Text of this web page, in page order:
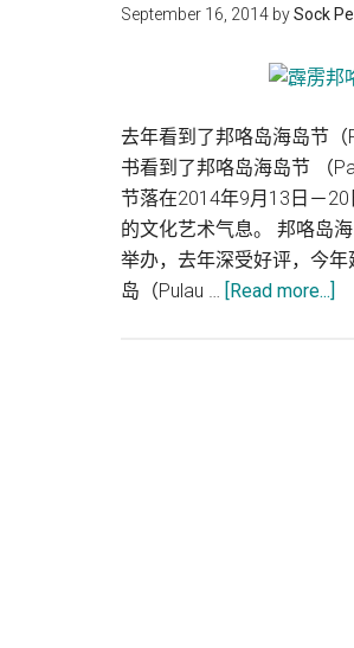
September 16, 2014 bySock
去年看到了邦咯岛海岛节
书看到了邦咯岛海岛节 （
节落在2014年9月13日－
的文化艺术气息。 邦咯岛
举办，去年深受好评，今
岛（Pulau … [Read more...]